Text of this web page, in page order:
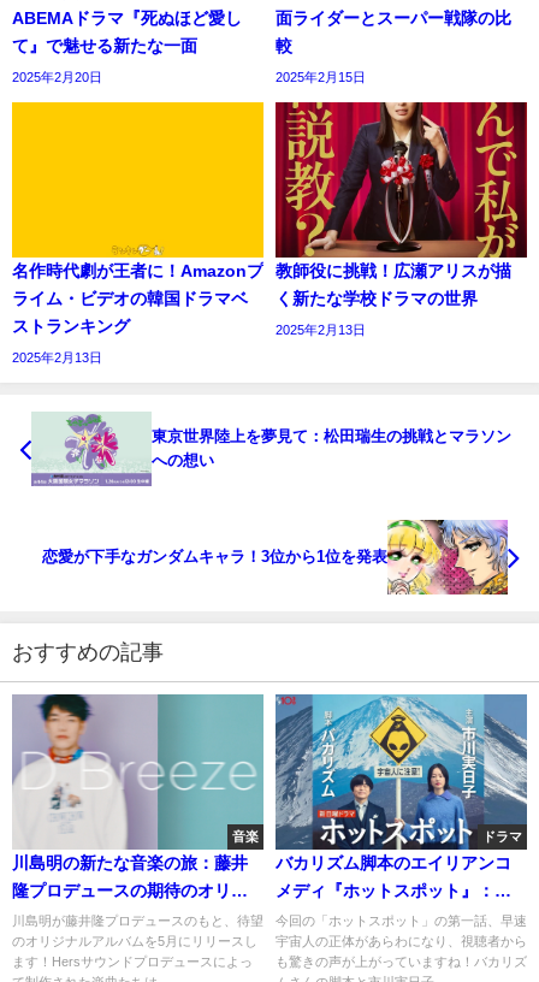
ABEMAドラマ『死ぬほど愛し
て』で魅せる新たな一面
2025年2月20日
面ライダーとスーパー戦隊の比
較
2025年2月15日
名作時代劇が王者に！Amazonプ
ライム・ビデオの韓国ドラマベ
ストランキング
2025年2月13日
教師役に挑戦！広瀬アリスが描
く新たな学校ドラマの世界
2025年2月13日
東京世界陸上を夢見て：松田瑞生の挑戦とマラソン
への想い
恋愛が下手なガンダムキャラ！3位から1位を発表
おすすめの記事
音楽
川島明の新たな音楽の旅：藤井
隆プロデュースの期待のオリジ
ナルアルバム
川島明が藤井隆プロデュースのもと、待望
のオリジナルアルバムを5月にリリースし
ます！Hersサウンドプロデュースによっ
ドラマ
バカリズム脚本のエイリアンコ
メディ『ホットスポット』：初
回放送を振り返る
今回の「ホットスポット」の第一話、早速
宇宙人の正体があらわになり、視聴者から
も驚きの声が上がっていますね！バカリズ